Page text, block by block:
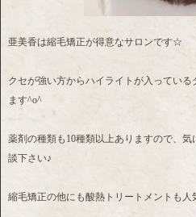
亜美香は縮毛矯正が得意なサロンです☆
クセが強い方からハイライトが入ってい
ます^o^
薬剤の種類も10種類以上ありますので、
談下さい♪
縮毛矯正の他にも酸熱トリートメントも人